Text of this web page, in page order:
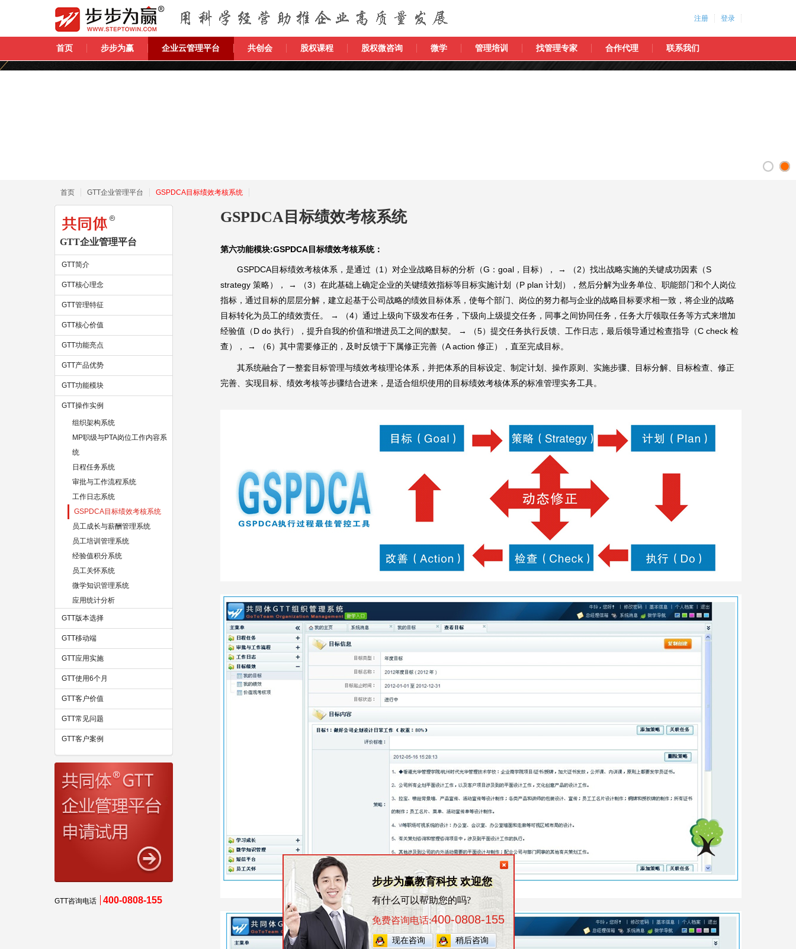
注册 登录
首页 步步为赢 企业云管理平台 共创会 股权课程 股权微咨询 微学 管理培训 找管理专家 合作代理 联系我们
步步为赢教育科技 欢迎您
有什么可以帮助您的吗?
免费咨询电话:400-0808-155
现在咨询 稍后咨询
首页 GTT企业管理平台 GSPDCA目标绩效考核系统
GTT企业管理平台
GTT简介
GTT核心理念
GTT管理特征
GTT核心价值
GTT功能亮点
GTT产品优势
GTT功能模块
GTT操作实例
组织架构系统
MP职级与PTA岗位工作内容系
统
日程任务系统
审批与工作流程系统
工作日志系统
GSPDCA目标绩效考核系统
员工成长与薪酬管理系统
员工培训管理系统
经验值积分系统
员工关怀系统
微学知识管理系统
应用统计分析
GTT版本选择
GTT移动端
GTT应用实施
GTT使用6个月
GTT客户价值
GTT常见问题
GTT客户案例
GTT咨询电话 400-0808-155
GSPDCA目标绩效考核系统
第六功能模块:GSPDCA目标绩效考核系统：
GSPDCA目标绩效考核体系，是通过（1）对企业战略目标的分析（G：goal，目标）， → （2）找出战略实施的关键成功因素（S
strategy 策略）， → （3）在此基础上确定企业的关键绩效指标等目标实施计划（P plan 计划），然后分解为业务单位、职能部门和个人岗位
指标，通过目标的层层分解，建立起基于公司战略的绩效目标体系，使每个部门、岗位的努力都与企业的战略目标要求相一致，将企业的战略
目标转化为员工的绩效责任。 → （4）通过上级向下级发布任务，下级向上级提交任务，同事之间协同任务，任务大厅领取任务等方式来增加
经验值（D do 执行），提升自我的价值和增进员工之间的默契。 → （5）提交任务执行反馈、工作日志，最后领导通过检查指导（C check 检
查）， → （6）其中需要修正的，及时反馈于下属修正完善（A action 修正），直至完成目标。
其系统融合了一整套目标管理与绩效考核理论体系，并把体系的目标设定、制定计划、操作原则、实施步骤、目标分解、目标检查、修正
完善、实现目标、绩效考核等步骤结合进来，是适合组织使用的目标绩效考核体系的标准管理实务工具。